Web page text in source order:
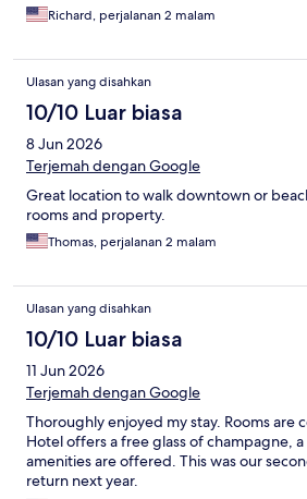
Richard, perjalanan 2 malam
Ulasan yang disahkan
10/10 Luar biasa
8 Jun 2026
Terjemah dengan Google
Great location to walk downtown or
rooms and property.
Thomas, perjalanan 2 malam
Ulasan yang disahkan
10/10 Luar biasa
11 Jun 2026
Terjemah dengan Google
Thoroughly enjoyed my stay. Rooms are
Hotel offers a free glass of champagne,
amenities are offered. This was our
return next year.